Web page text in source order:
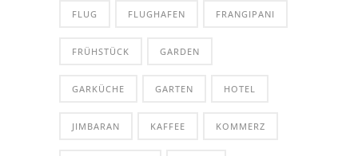
FLUG FLUGHAFEN FRANGIPANI
FRÜHSTÜCK GARDEN
GARKÜCHE GARTEN HOTEL
JIMBARAN KAFFEE KOMMERZ